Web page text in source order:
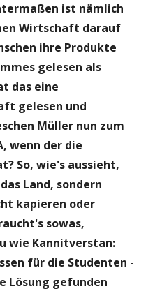
ist nämlich
Wirtschaft darauf
ihre Produkte
gelesen als
das eine
gelesen und
Müller nun zum
wenn der die
So, wie's aussieht,
Land, sondern
kapieren oder
sowas,
wie Kannitverstan:
für die Studenten -
Lösung gefunden